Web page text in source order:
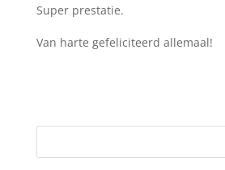
Super prestatie.
Van harte gefeliciteerd allemaal!